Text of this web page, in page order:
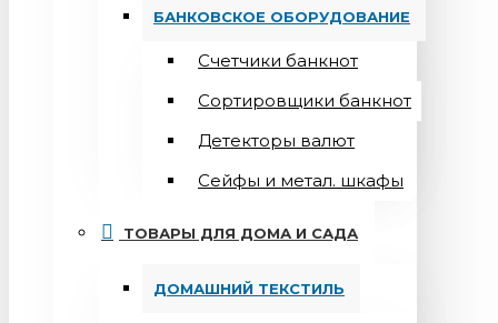
БАНКОВСКОЕ ОБОРУДОВАНИЕ
Счетчики банкнот
Сортировщики банкнот
Детекторы валют
Сейфы и метал. шкафы
ТОВАРЫ ДЛЯ ДОМА И САДА
ДОМАШНИЙ ТЕКСТИЛЬ